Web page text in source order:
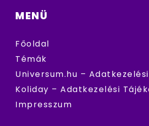
MENÜ
Főoldal
Témák
Universum.hu –
Koliday – Adatkezelési
Impresszum